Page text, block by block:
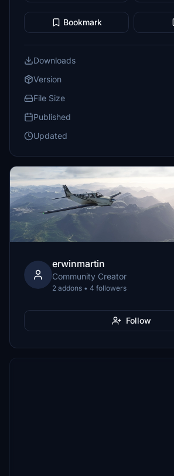
Bookmark
Downloads
Version
File Size
Published
Updated
erwinmartin
Community Creator
2 addons • 4 followers
Follow